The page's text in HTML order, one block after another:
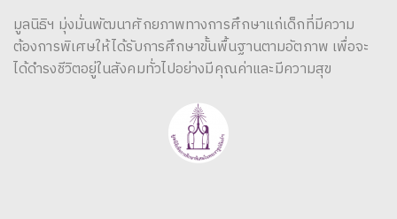
มูลนิธิฯ มุ่งมั่นพัฒนาศักยภาพทางการศึกษาแก่เด็กที่มีความ
ต้องการพิเศษให้ได้รับการศึกษาขั้นพื้นฐานตามอัตภาพ เพื่อจะ
ได้ดำรงชีวิตอยู่ในสังคมทั่วไปอย่างมีคุณค่าและมีความสุข